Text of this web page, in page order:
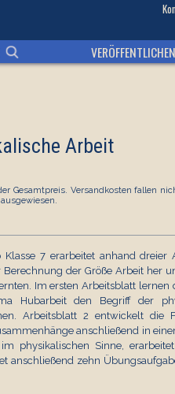
VERÖFFENTLICHEN
Arbeit
Gesamtpreis. Versandkosten fallen
7 erarbeitet anhand
der Größe Arbeit her
Im ersten Arbeitsblatt
Hubarbeit den Begriff der
Arbeitsblatt 2 entwickelt die
anschließend in
physikalischen Sinne,
anschließend zehn